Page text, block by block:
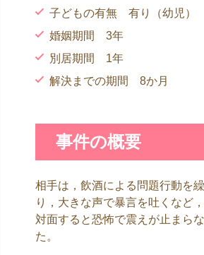
子どもの有無 有り（幼児）
婚姻期間 3年
別居期間 1年
解決までの期間 8か月
事件の概要
相手は，飲酒による問題行動を
り，大きな声で暴言を吐くなど
対面すると恐怖で震えが止まら
た。